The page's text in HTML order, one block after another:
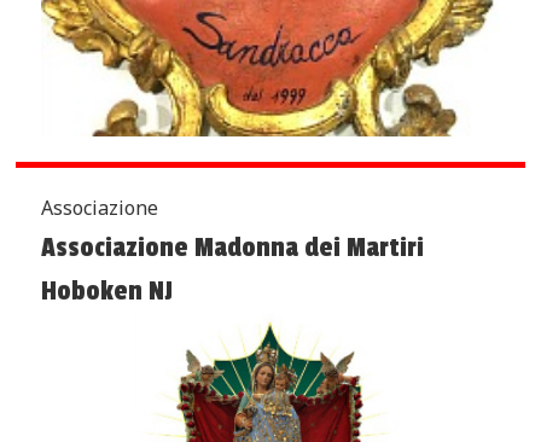
Associazione
Associazione Madonna dei Martiri
Hoboken NJ